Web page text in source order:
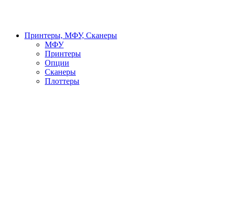
Принтеры, МФУ, Сканеры
МФУ
Принтеры
Опции
Сканеры
Плоттеры